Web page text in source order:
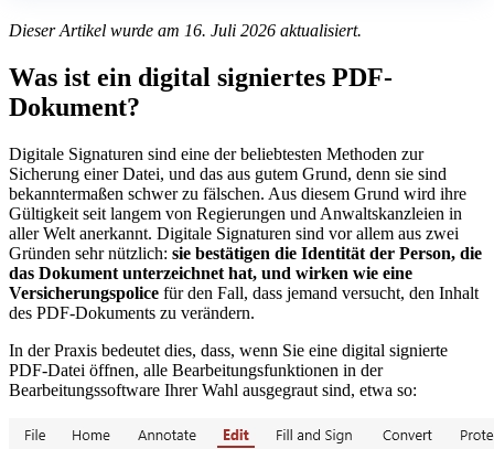
Dieser Artikel wurde am 16. Juli 2026 aktualisiert.
Was ist ein digital signiertes PDF-
Dokument?
Digitale Signaturen sind eine der beliebtesten Methoden zur
Sicherung einer Datei, und das aus gutem Grund, denn sie sind
bekanntermaßen schwer zu fälschen. Aus diesem Grund wird ihre
Gültigkeit seit langem von Regierungen und Anwaltskanzleien in
aller Welt anerkannt. Digitale Signaturen sind vor allem aus zwei
Gründen sehr nützlich: sie bestätigen die Identität der Person, die
das Dokument unterzeichnet hat, und wirken wie eine
Versicherungspolice für den Fall, dass jemand versucht, den Inhalt
des PDF-Dokuments zu verändern.
In der Praxis bedeutet dies, dass, wenn Sie eine digital signierte
PDF-Datei öffnen, alle Bearbeitungsfunktionen in der
Bearbeitungssoftware Ihrer Wahl ausgegraut sind, etwa so: